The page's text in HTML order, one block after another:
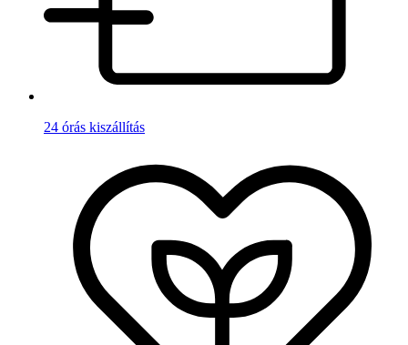
24 órás kiszállítás